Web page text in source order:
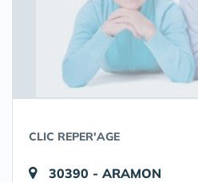
CLIC REPER'AGE
30390 - ARAMON